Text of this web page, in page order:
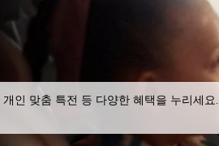
인 맞춤 특전 등 다양한 혜택을 누리세